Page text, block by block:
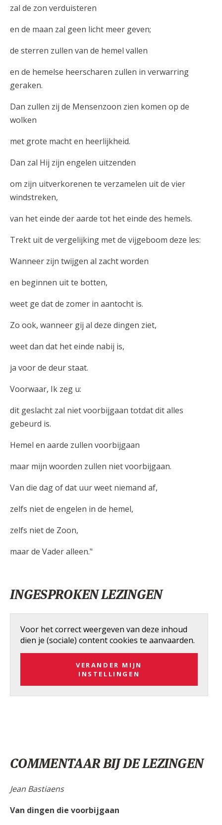
zal de zon verduisteren
en de maan zal geen licht meer geven;
de sterren zullen van de hemel vallen
en de hemelse heerscharen zullen in verwarring
geraken.
Dan zullen zij de Mensenzoon zien komen op de
wolken
met grote macht en heerlijkheid.
Dan zal Hij zijn engelen uitzenden
om zijn uitverkorenen te verzamelen uit de vier
windstreken,
van het einde der aarde tot het einde des hemels.
Trekt uit de vergelijking met de vijgeboom deze les:
Wanneer zijn twijgen al zacht worden
en beginnen uit te botten,
weet ge dat de zomer in aantocht is.
Zo ook, wanneer gij al deze dingen ziet,
weet dan dat het einde nabij is,
ja voor de deur staat.
Voorwaar, Ik zeg u:
dit geslacht zal niet voorbijgaan totdat dit alles
gebeurd is.
Hemel en aarde zullen voorbijgaan
maar mijn woorden zullen niet voorbijgaan.
Van die dag of dat uur weet niemand af,
zelfs niet de engelen in de hemel,
zelfs niet de Zoon,
maar de Vader alleen."
INGESPROKEN LEZINGEN
Voor het correct weergeven van deze inhoud
dien je (sociale) content cookies te aanvaarden.
VERANDER MIJN
INSTELLINGEN
COMMENTAAR BIJ DE LEZINGEN
Jean Bastiaens
Van dingen die voorbijgaan